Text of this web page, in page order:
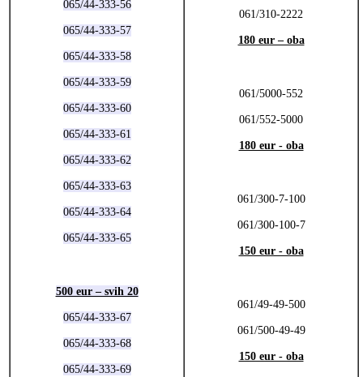
065/44-333-56
065/44-333-57
065/44-333-58
065/44-333-59
065/44-333-60
065/44-333-61
065/44-333-62
065/44-333-63
065/44-333-64
065/44-333-65
500 eur – svih 20
065/44-333-67
065/44-333-68
065/44-333-69
061/310-2222
180 eur – oba
061/5000-552
061/552-5000
180 eur - oba
061/300-7-100
061/300-100-7
150 eur - oba
061/49-49-500
061/500-49-49
150 eur - oba